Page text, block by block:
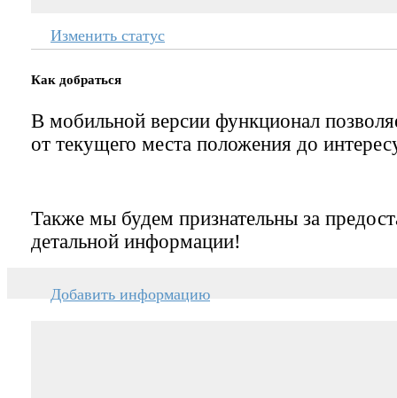
Изменить статус
Как добраться
В мобильной версии функционал
от текущего места положения до
Также мы будем признательны за
детальной информации!
Добавить информацию